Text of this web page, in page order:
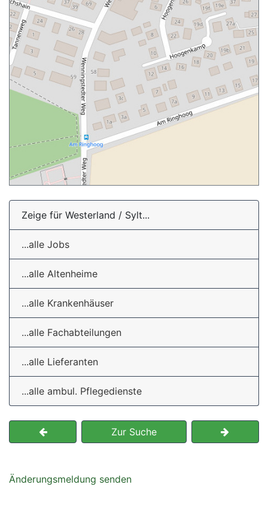
Zeige für Westerland / Sylt...
...alle Jobs
...alle Altenheime
...alle Krankenhäuser
...alle Fachabteilungen
...alle Lieferanten
...alle ambul. Pflegedienste
Zur Suche
Änderungsmeldung senden